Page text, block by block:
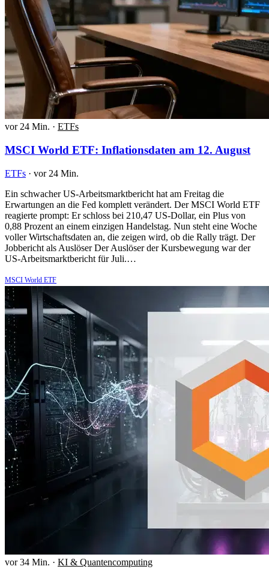
vor 24 Min. · ETFs
MSCI World ETF: Inflationsdaten am 12. August
ETFs · vor 24 Min.
Ein schwacher US-Arbeitsmarktbericht hat am Freitag die
Erwartungen an die Fed komplett verändert. Der MSCI World ETF
reagierte prompt: Er schloss bei 210,47 US-Dollar, ein Plus von
0,88 Prozent an einem einzigen Handelstag. Nun steht eine Woche
voller Wirtschaftsdaten an, die zeigen wird, ob die Rally trägt. Der
Jobbericht als Auslöser Der Auslöser der Kursbewegung war der
US-Arbeitsmarktbericht für Juli.…
MSCI World ETF
vor 34 Min. · KI & Quantencomputing